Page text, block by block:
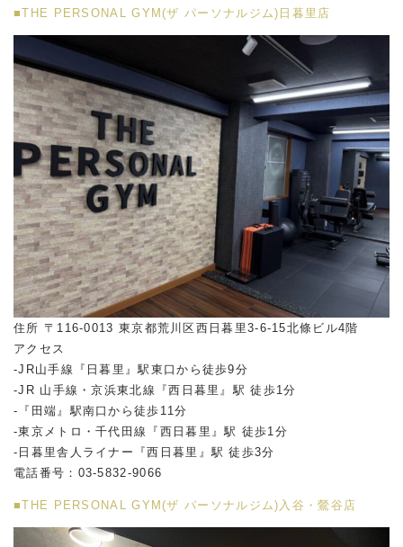
■THE PERSONAL GYM(ザ パーソナルジム)日暮里店
住所 〒116-0013 東京都荒川区西日暮里3-6-15北條ビル4階
アクセス
-JR山手線『日暮里』駅東口から徒歩9分
-JR 山手線・京浜東北線『西日暮里』駅 徒歩1分
-『田端』駅南口から徒歩11分
-東京メトロ・千代田線『西日暮里』駅 徒歩1分
-日暮里舎人ライナー『西日暮里』駅 徒歩3分
電話番号：03-5832-9066
■THE PERSONAL GYM(ザ パーソナルジム)入谷・鶯谷店